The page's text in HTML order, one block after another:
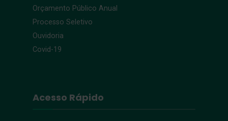
Orçamento Público Anual
Processo Seletivo
Ouvidoria
Covid-19
Acesso Rápido